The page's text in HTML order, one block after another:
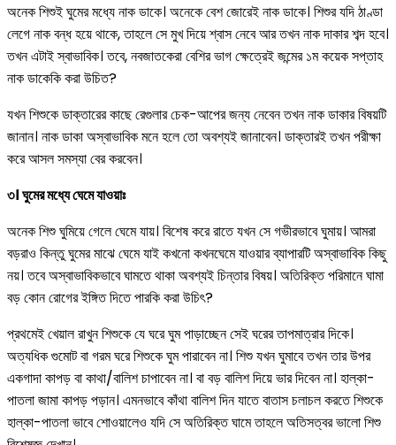
অনেক শিশুই ঘুমের মধ্যে নাক ডাকে। অনেকে বেশ জোরেই নাক ডাকে। শিশুর যদি ঠাণ্ডা
লেগে নাক বন্ধ হয়ে থাকে, তাহলে সে মুখ দিয়ে শ্বাস নেবে আর তখন নাক দাকার শব্দ হবে।
তখন এটাই স্বাভাবিক। তবে, নবজাতকেরা বেশির ভাগ ক্ষেত্রেই জন্মের ১ম কয়েক সপ্তাহ
নাক ডাকেকি করা উচিত?
যখন শিশুকে ডাক্তারের কাছে রেগুলার চেক-আপের জন্য নেবেন তখন নাক ডাকার বিষয়টি
জানান। নাক ডাকা অস্বাভাবিক মনে হলে তো অবশ্যই জানাবেন। ডাক্তারই তখন পরীক্ষা
করে আসল সমস্যা বের করবেন।
৩। ঘুমের মধ্যে ঘেমে যাওয়াঃ
অনেক শিশু ঘুমিয়ে গেলে ঘেমে যায়। বিশেষ করে রাতে যখন সে গভীরভাবে ঘুমায়। আমরা
বড়রাও কিন্তু ঘুমের মাঝে ঘেমে যাই কখনো কখনঘেমে যাওয়ার ব্যাপারটি অস্বাভাবিক কিছু
নয়। তবে অস্বাভাবিকভাবে ঘামতে থাকা অবশ্যই চিন্তার বিষয়। অতিরিক্ত পরিমানে ঘামা
বড় কোন রোগের ইঙ্গিত দিতে পারকি করা উচিৎ?
প্রথমেই খেয়াল রাখুন শিশুকে যে ঘরে ঘুম পাড়াচ্ছেন সেই ঘরের তাপমাত্রার দিকে।
অত্যধিক গুমোট বা গরম ঘরে শিশুকে ঘুম পারাবেন না। শিশু যখন ঘুমাবে তখন তার উপর
একগাদা কাপড় বা কাথা/বালিশ চাপাবেন না। বা বড় বালিশ দিয়ে ভার দিবেন না। হাল্কা-
পাতলা জামা কাপড় পড়ান। এমনভাবে কাঁথা বালিশ দিন যাতে বাতাস চলাচল করতে শিশুকে
হাল্কা-পাতলা ভাবে শোওয়ালেও যদি সে অতিরিক্ত ঘামে তাহলে অতিসত্বর ভালো শিশু